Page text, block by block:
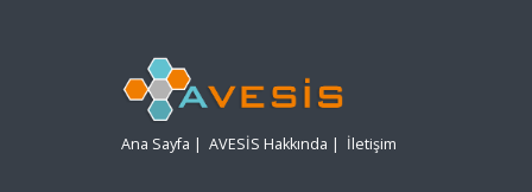
Ana Sayfa | AVESİS Hakkında | İletişim